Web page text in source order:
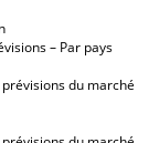
– Par pays
du marché